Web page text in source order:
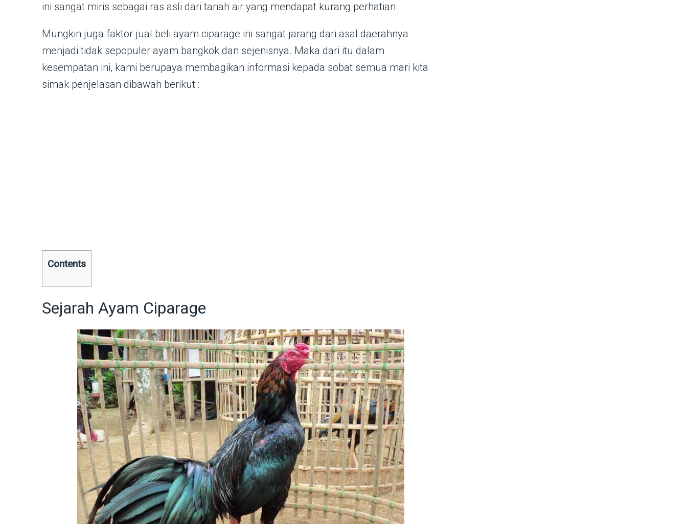
ini sangat miris sebagai ras asli dari tanah air yang mendapat kurang perhatian.
Mungkin juga faktor jual beli ayam ciparage ini sangat jarang dari asal daerahnya
menjadi tidak sepopuler ayam bangkok dan sejenisnya. Maka dari itu dalam
kesempatan ini, kami berupaya membagikan informasi kepada sobat semua mari kita
simak penjelasan dibawah berikut :
Contents
Sejarah Ayam Ciparage